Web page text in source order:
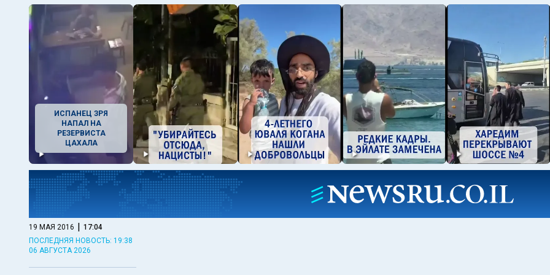
ИСПАНЕЦ ЗРЯ
НАПАЛ НА
РЕЗЕРВИСТА
ЦАХАЛА
19 МАЯ 2016 | 17:04
ПОСЛЕДНЯЯ НОВОСТЬ: 19:38
06 АВГУСТА 2026